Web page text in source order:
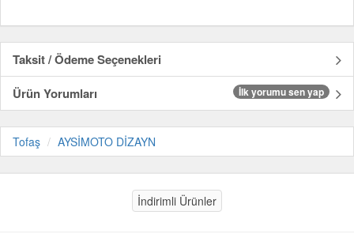
Taksit / Ödeme Seçenekleri
Ürün Yorumları
İlk yorumu sen yap
Tofaş AYSİMOTO DİZAYN
İndirimli Ürünler